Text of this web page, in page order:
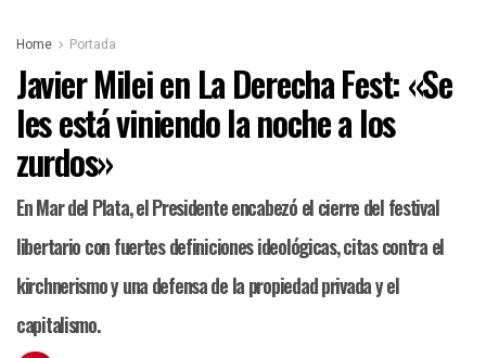
Home Portada
Javier Milei en La Derecha Fest: «Se
les está viniendo la noche a los
zurdos»
En Mar del Plata, el Presidente encabezó el cierre del festival
libertario con fuertes definiciones ideológicas, citas contra el
kirchnerismo y una defensa de la propiedad privada y el
capitalismo.